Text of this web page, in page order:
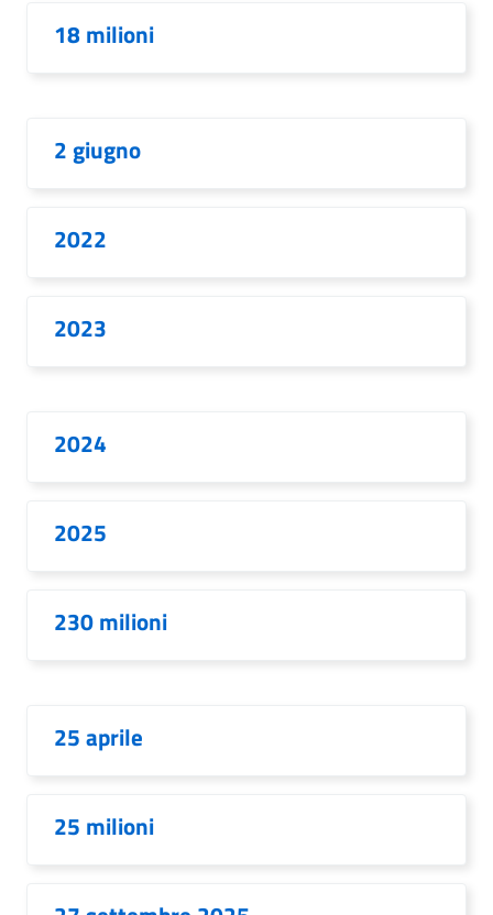
18 milioni
2 giugno
2022
2023
2024
2025
230 milioni
25 aprile
25 milioni